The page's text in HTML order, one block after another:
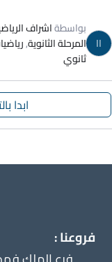
اا
بواسطةاشراف
المرحلة الثانوية,
ثانوي
ابدا
فروعنا :